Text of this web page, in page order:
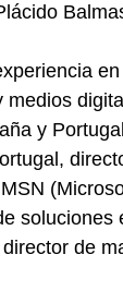
y
de